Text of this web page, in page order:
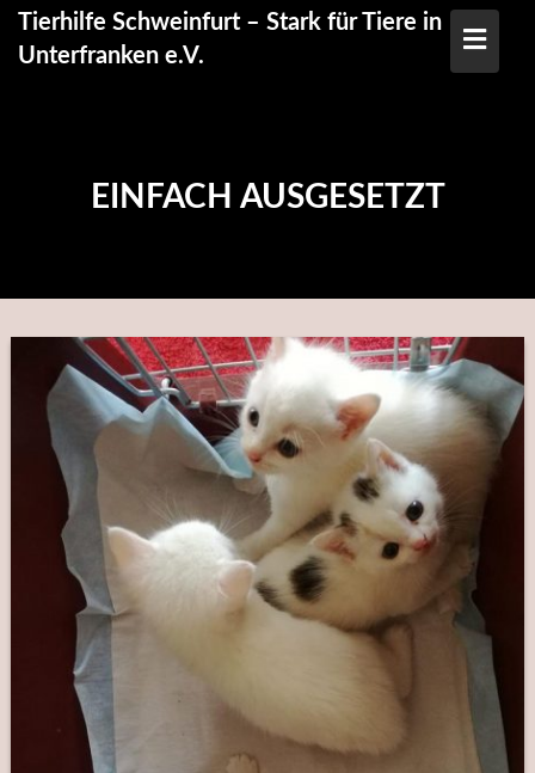
Skip
content
Tierhilfe Schweinfurt – Stark für Tiere in
Unterfranken e.V.
EINFACH AUSGESETZT